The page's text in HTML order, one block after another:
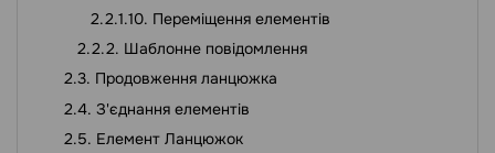
Переміщення елементів
Шаблонне повідомлення
Продовження ланцюжка
З'єднання елементів
Елемент Ланцюжок